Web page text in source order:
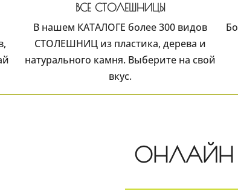
ВСЕ СТОЛЕШНИЦЫ
В нашем КАТАЛОГЕ более 300 видов
СТОЛЕШНИЦ из пластика, дерева и
натурального камня. Выберите на свой
вкус.
ОНЛАЙН